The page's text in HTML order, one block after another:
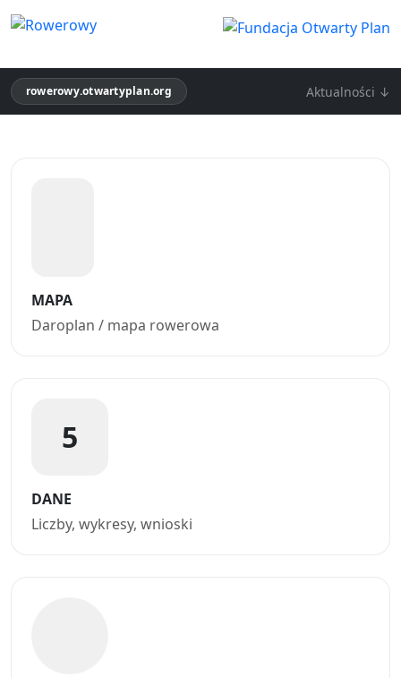
rowerowy.otwartyplan.org Aktualności ↓
MAPA
Daroplan / mapa rowerowa
5
DANE
Liczby, wykresy, wnioski